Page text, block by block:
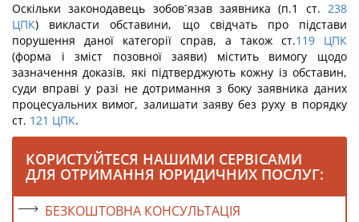
Оскільки законодавець зобов`язав заявника (п.1 ст. 238
ЦПК) викласти обставини, що свідчать про підстави
порушення даної категорії справ, а також ст.119 ЦПК
(форма і зміст позовної заяви) містить вимогу щодо
зазначення доказів, які підтверджують кожну із обставин,
суди вправі у разі не дотримання з боку заявника даних
процесуальних вимог, залишати заяву без руху в порядку
ст. 121 ЦПК.
КОРИСТУЙТЕСЯ НАШИМИ СЕРВІСАМИ
ДЛЯ ОТРИМАННЯ ЮРИДИЧНИХ ПОСЛУГ:
БЕЗКОШТОВНА КОНСУЛЬТАЦІЯ